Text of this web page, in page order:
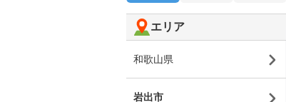
エリア
和歌山県
岩出市